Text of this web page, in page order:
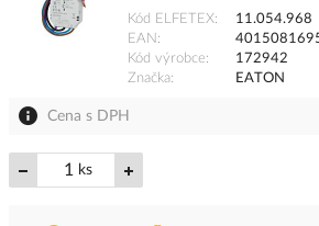
Kód ELFETEX
11.054.968
EAN
Kód výrobce
172942
Značka
EATON
Cena s DPH
ks